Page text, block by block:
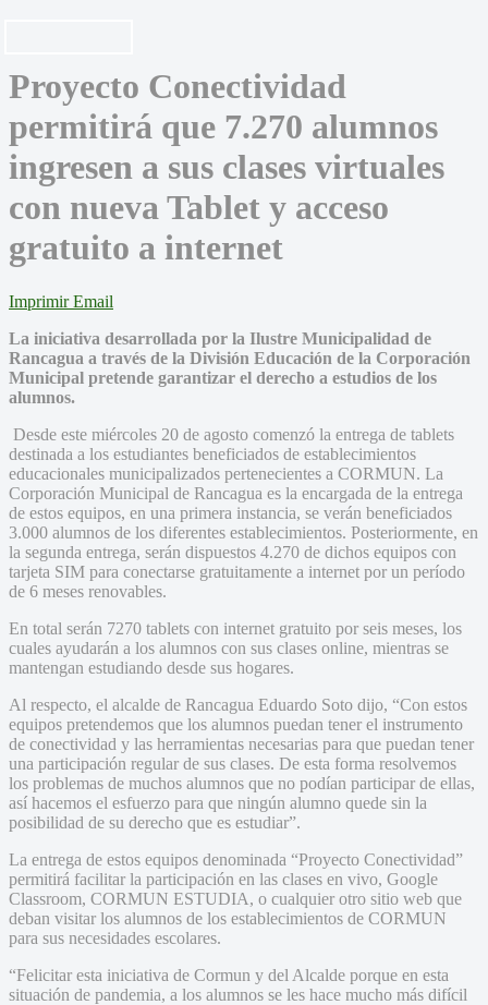
Proyecto Conectividad
permitirá que 7.270 alumnos
ingresen a sus clases virtuales
con nueva Tablet y acceso
gratuito a internet
Imprimir Email
La iniciativa desarrollada por la Ilustre Municipalidad de
Rancagua a través de la División Educación de la Corporación
Municipal pretende garantizar el derecho a estudios de los
alumnos.
Desde este miércoles 20 de agosto comenzó la entrega de tablets
destinada a los estudiantes beneficiados de establecimientos
educacionales municipalizados pertenecientes a CORMUN. La
Corporación Municipal de Rancagua es la encargada de la entrega
de estos equipos, en una primera instancia, se verán beneficiados
3.000 alumnos de los diferentes establecimientos. Posteriormente, en
la segunda entrega, serán dispuestos 4.270 de dichos equipos con
tarjeta SIM para conectarse gratuitamente a internet por un período
de 6 meses renovables.
En total serán 7270 tablets con internet gratuito por seis meses, los
cuales ayudarán a los alumnos con sus clases online, mientras se
mantengan estudiando desde sus hogares.
Al respecto, el alcalde de Rancagua Eduardo Soto dijo, “Con estos
equipos pretendemos que los alumnos puedan tener el instrumento
de conectividad y las herramientas necesarias para que puedan tener
una participación regular de sus clases. De esta forma resolvemos
los problemas de muchos alumnos que no podían participar de ellas,
así hacemos el esfuerzo para que ningún alumno quede sin la
posibilidad de su derecho que es estudiar”.
La entrega de estos equipos denominada “Proyecto Conectividad”
permitirá facilitar la participación en las clases en vivo, Google
Classroom, CORMUN ESTUDIA, o cualquier otro sitio web que
deban visitar los alumnos de los establecimientos de CORMUN
para sus necesidades escolares.
“Felicitar esta iniciativa de Cormun y del Alcalde porque en esta
situación de pandemia, a los alumnos se les hace mucho más difícil